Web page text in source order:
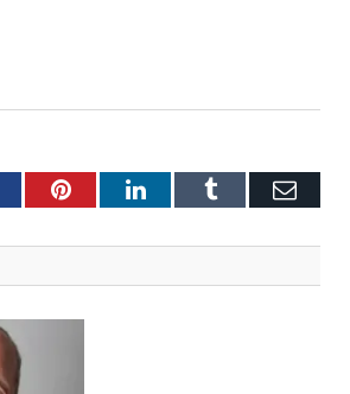
PinterestLinkedInTumblr E-